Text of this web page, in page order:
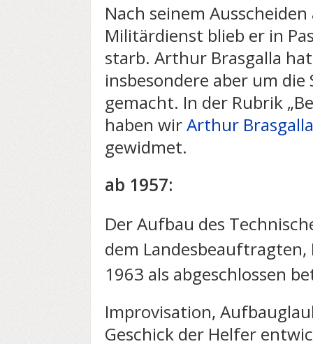
Nach seinem
Militärdienst blieb er in
starb. Arthur Brasgalla
insbesondere aber um
gemacht. In der Rubrik
haben wirArthur Brasgalla
gewidmet.
ab 1957:
Der Aufbau des
dem Landesbeauftragten,
1963 als abgeschlossen
Improvisation,
Geschick der Helfer